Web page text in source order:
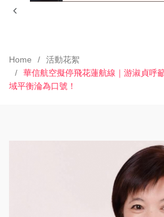
Home
活動花絮
華信航空擬停飛花蓮航線｜游淑貞呼
域平衡淪為口號！